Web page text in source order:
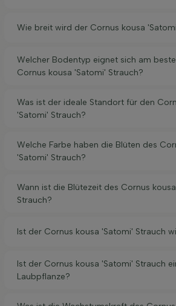
Wie breit wird der Cornus kousa
Welcher Bodentyp eignet sich am
Cornus kousa 'Satomi' Strauch?
Was ist der ideale Standort für den
'Satomi' Strauch?
Welche Farbe haben die Blüten des
'Satomi' Strauch?
Wann ist die Blütezeit des Cornus
Strauch?
Ist der Cornus kousa 'Satomi' Strauch
Ist der Cornus kousa 'Satomi' Strauch
Laubpflanze?